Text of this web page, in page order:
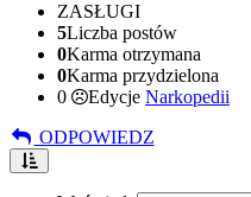
ZASŁUGI
5Liczba postów
0Karma otrzymana
0Karma przydzielona
0
Edycje Narkopedii
ODPOWIEDZ